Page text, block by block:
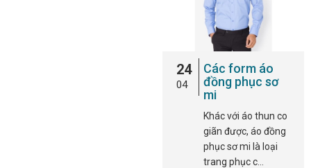
24
04
Các form áo
đồng phục sơ
mi
Khác với áo thun co
giãn được, áo đồng
phục sơ mi là loại
trang phục c…